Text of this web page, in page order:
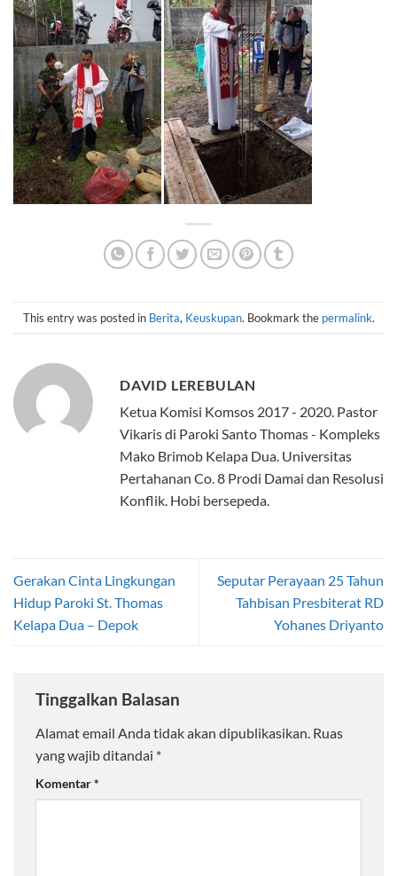
This entry was posted in Berita, Keuskupan. Bookmark the permalink.
DAVID LEREBULAN
Ketua Komisi Komsos 2017 - 2020. Pastor
Vikaris di Paroki Santo Thomas - Kompleks
Mako Brimob Kelapa Dua. Universitas
Pertahanan Co. 8 Prodi Damai dan Resolusi
Konflik. Hobi bersepeda.
Gerakan Cinta Lingkungan
Hidup Paroki St. Thomas
Kelapa Dua – Depok
Seputar Perayaan 25 Tahun
Tahbisan Presbiterat RD
Yohanes Driyanto
Tinggalkan Balasan
Alamat email Anda tidak akan dipublikasikan. Ruas
yang wajib ditandai *
Komentar*